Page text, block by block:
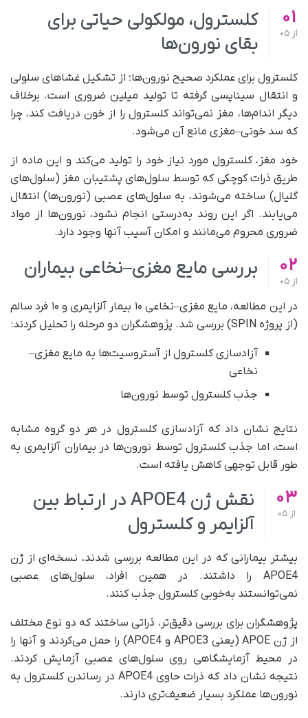
01
از
کلسترول، مولکولی حیاتی برای
بقای نورون‌ها
کلسترول برای عملکرد صحیح نورون‌ها؛ از تشکیل غشاهای سلولی
و انتقال سیناپسی گرفته تا تولید میلین ضروری است. برخلاف
دیگر اندام‌ها، مغز نمی‌تواند کلسترول را از خون دریافت کند، چرا
که سد خونی–مغزی مانع آن می‌شود.
خود مغز، کلسترول مورد نیاز خود را تولید می‌کند و این ماده از
طریق ذرات کوچکی که توسط سلول‌های پشتیبان مغز (سلول‌های
گلیال) ساخته می‌شوند، به سلول‌های عصبی (نورون‌ها) انتقال
می‌یابند. اگر این روند به‌درستی انجام نشود، نورون‌ها از مواد
ضروری محروم می‌مانند و امکان آسیب آنها وجود دارد.
02
از
بررسی مایع مغزی–نخاعی بیماران
در این مطالعه، مایع مغزی–نخاعی ۱۰ بیمار آلزایمری و ۱۰ فرد سالم
(از پروژه SPIN) بررسی شد. پژوهشگران دو مرحله را تحلیل کردند:
آزادسازی کلسترول از آستروسیت‌ها به مایع مغزی–
نخاعی
جذب کلسترول توسط نورون‌ها
نتایج نشان داد که آزادسازی کلسترول در هر دو گروه مشابه
است، اما جذب کلسترول توسط نورون‌ها در بیماران آلزایمری به‌
طور قابل‌ توجهی کاهش یافته است.
03
از
نقش ژن APOE4 در ارتباط بین
آلزایمر و کلسترول
بیشتر بیمارانی که در این مطالعه بررسی شدند، نسخه‌ای از ژن
APOE4 را داشتند. در همین افراد، سلول‌های عصبی
نمی‌توانستند به‌خوبی کلسترول جذب کنند.
پژوهشگران برای بررسی دقیق‌تر، ذراتی ساختند که دو نوع مختلف
از ژن APOE (یعنی APOE3 و APOE4) را حمل می‌کردند و آنها را
در محیط آزمایشگاهی روی سلول‌های عصبی آزمایش کردند.
نتیجه نشان داد که ذرات حاوی APOE4 در رساندن کلسترول به
نورون‌ها عملکرد بسیار ضعیف‌تری دارند.